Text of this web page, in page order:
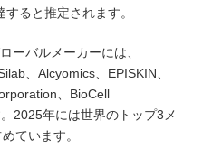
ると推定されます。
ーバルメーカーには、
、Alcyomics、EPISKIN、
、BioCell
2025年には世界のトップ3メ
ています。